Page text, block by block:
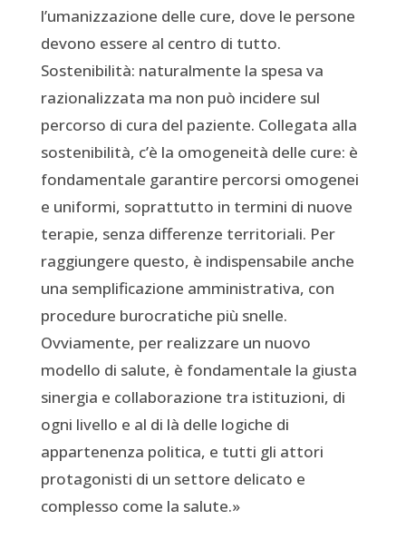
l’umanizzazione delle cure, dove le persone
devono essere al centro di tutto.
Sostenibilità: naturalmente la spesa va
razionalizzata ma non può incidere sul
percorso di cura del paziente. Collegata alla
sostenibilità, c’è la omogeneità delle cure: è
fondamentale garantire percorsi omogenei
e uniformi, soprattutto in termini di nuove
terapie, senza differenze territoriali. Per
raggiungere questo, è indispensabile anche
una semplificazione amministrativa, con
procedure burocratiche più snelle.
Ovviamente, per realizzare un nuovo
modello di salute, è fondamentale la giusta
sinergia e collaborazione tra istituzioni, di
ogni livello e al di là delle logiche di
appartenenza politica, e tutti gli attori
protagonisti di un settore delicato e
complesso come la salute.»